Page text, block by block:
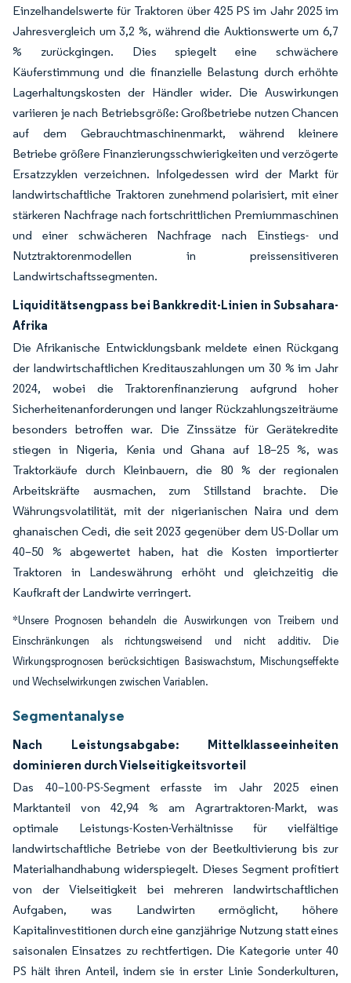
Einzelhandelswerte für Traktoren über 425 PS im Jahr 2025 im
Jahresvergleich um 3,2 %, während die Auktionswerte um 6,7
% zurückgingen. Dies spiegelt eine schwächere
Käuferstimmung und die finanzielle Belastung durch erhöhte
Lagerhaltungskosten der Händler wider. Die Auswirkungen
variieren je nach Betriebsgröße: Großbetriebe nutzen Chancen
auf dem Gebrauchtmaschinenmarkt, während kleinere
Betriebe größere Finanzierungsschwierigkeiten und verzögerte
Ersatzzyklen verzeichnen. Infolgedessen wird der Markt für
landwirtschaftliche Traktoren zunehmend polarisiert, mit einer
stärkeren Nachfrage nach fortschrittlichen Premiummaschinen
und einer schwächeren Nachfrage nach Einstiegs- und
Nutztraktorenmodellen in preissensitiveren
Landwirtschaftssegmenten.
Liquiditätsengpass bei Bankkredit-Linien in Subsahara-
Afrika
Die Afrikanische Entwicklungsbank meldete einen Rückgang
der landwirtschaftlichen Kreditauszahlungen um 30 % im Jahr
2024, wobei die Traktorenfinanzierung aufgrund hoher
Sicherheitenanforderungen und langer Rückzahlungszeiträume
besonders betroffen war. Die Zinssätze für Gerätekredite
stiegen in Nigeria, Kenia und Ghana auf 18–25 %, was
Traktorkäufe durch Kleinbauern, die 80 % der regionalen
Arbeitskräfte ausmachen, zum Stillstand brachte. Die
Währungsvolatilität, mit der nigerianischen Naira und dem
ghanaischen Cedi, die seit 2023 gegenüber dem US-Dollar um
40–50 % abgewertet haben, hat die Kosten importierter
Traktoren in Landeswährung erhöht und gleichzeitig die
Kaufkraft der Landwirte verringert.
*Unsere Prognosen behandeln die Auswirkungen von Treibern und
Einschränkungen als richtungsweisend und nicht additiv. Die
Wirkungsprognosen berücksichtigen Basiswachstum, Mischungseffekte
und Wechselwirkungen zwischen Variablen.
Segmentanalyse
Nach Leistungsabgabe: Mittelklasseeinheiten
dominieren durch Vielseitigkeitsvorteil
Das 40–100-PS-Segment erfasste im Jahr 2025 einen
Marktanteil von 42,94 % am Agrartraktoren-Markt, was
optimale Leistungs-Kosten-Verhältnisse für vielfältige
landwirtschaftliche Betriebe von der Beetkultivierung bis zur
Materialhandhabung widerspiegelt. Dieses Segment profitiert
von der Vielseitigkeit bei mehreren landwirtschaftlichen
Aufgaben, was Landwirten ermöglicht, höhere
Kapitalinvestitionen durch eine ganzjährige Nutzung statt eines
saisonalen Einsatzes zu rechtfertigen. Die Kategorie unter 40
PS hält ihren Anteil, indem sie in erster Linie Sonderkulturen,